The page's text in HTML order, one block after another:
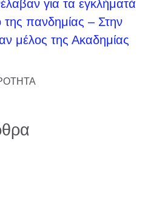
για τα εγκλήματά
της πανδημίας – Στην
μέλος της Ακαδημίας